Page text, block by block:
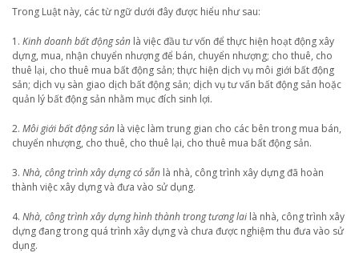
Trong Luật này, các từ ngữ dưới đây được hiểu như sau:
1. Kinh doanh bất động sản là việc đầu tư vốn để thực hiện hoạt động xây
dựng, mua, nhận chuyển nhượng để bán, chuyển nhượng; cho thuê, cho
thuê lại, cho thuê mua bất động sản; thực hiện dịch vụ môi giới bất động
sản; dịch vụ sàn giao dịch bất động sản; dịch vụ tư vấn bất động sản hoặc
quản lý bất động sản nhằm mục đích sinh lợi.
2. Môi giới bất động sản là việc làm trung gian cho các bên trong mua bán,
chuyển nhượng, cho thuê, cho thuê lại, cho thuê mua bất động sản.
3. Nhà, công trình xây dựng có sẵn là nhà, công trình xây dựng đã hoàn
thành việc xây dựng và đưa vào sử dụng.
4. Nhà, công trình xây dựng hình thành trong tương lai là nhà, công trình xây
dựng đang trong quá trình xây dựng và chưa được nghiệm thu đưa vào sử
dụng.